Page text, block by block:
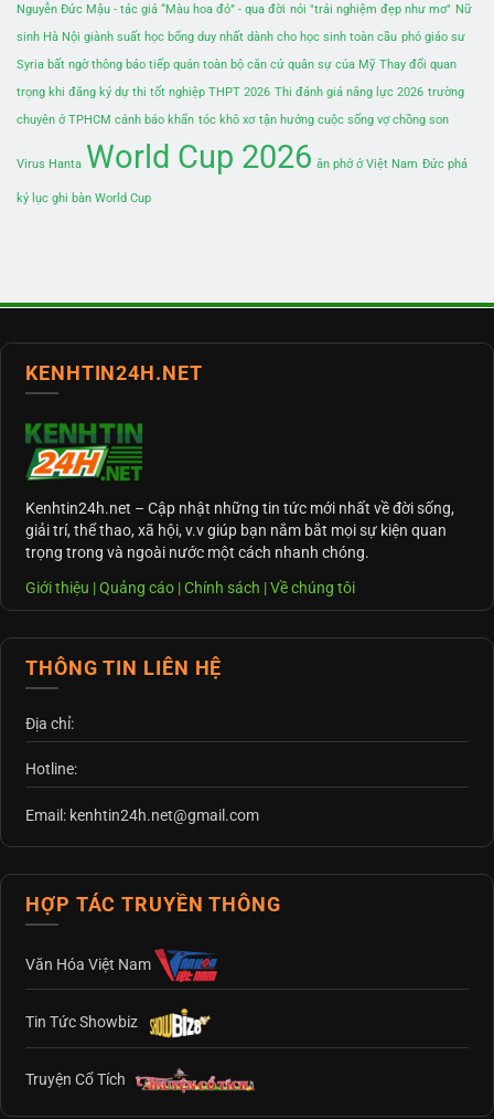
Nguyễn Đức Mậu - tác giả “Màu hoa đỏ” - qua đời nói "trải nghiệm đẹp như mơ" Nữ
sinh Hà Nội giành suất học bổng duy nhất dành cho học sinh toàn cầu phó giáo sư
Syria bất ngờ thông báo tiếp quản toàn bộ căn cứ quân sự của Mỹ Thay đổi quan
trọng khi đăng ký dự thi tốt nghiệp THPT 2026 Thi đánh giá năng lực 2026 trường
chuyên ở TPHCM cảnh báo khẩn tóc khô xơ tận hưởng cuộc sống vợ chồng son
Virus Hanta World Cup 2026 ăn phở ở Việt Nam Đức phá
kỷ lục ghi bàn World Cup
KENHTIN24H.NET
Kenhtin24h.net – Cập nhật những tin tức mới nhất về đời sống,
giải trí, thể thao, xã hội, v.v giúp bạn nắm bắt mọi sự kiện quan
trọng trong và ngoài nước một cách nhanh chóng.
Giới thiệu |Quảng cáo |Chính sách |Về chúng tôi
THÔNG TIN LIÊN HỆ
Địa chỉ:
Hotline:
Email: kenhtin24h.net@gmail.com
HỢP TÁC TRUYỀN THÔNG
Văn Hóa Việt Nam
Tin Tức Showbiz
Truyện Cổ Tích